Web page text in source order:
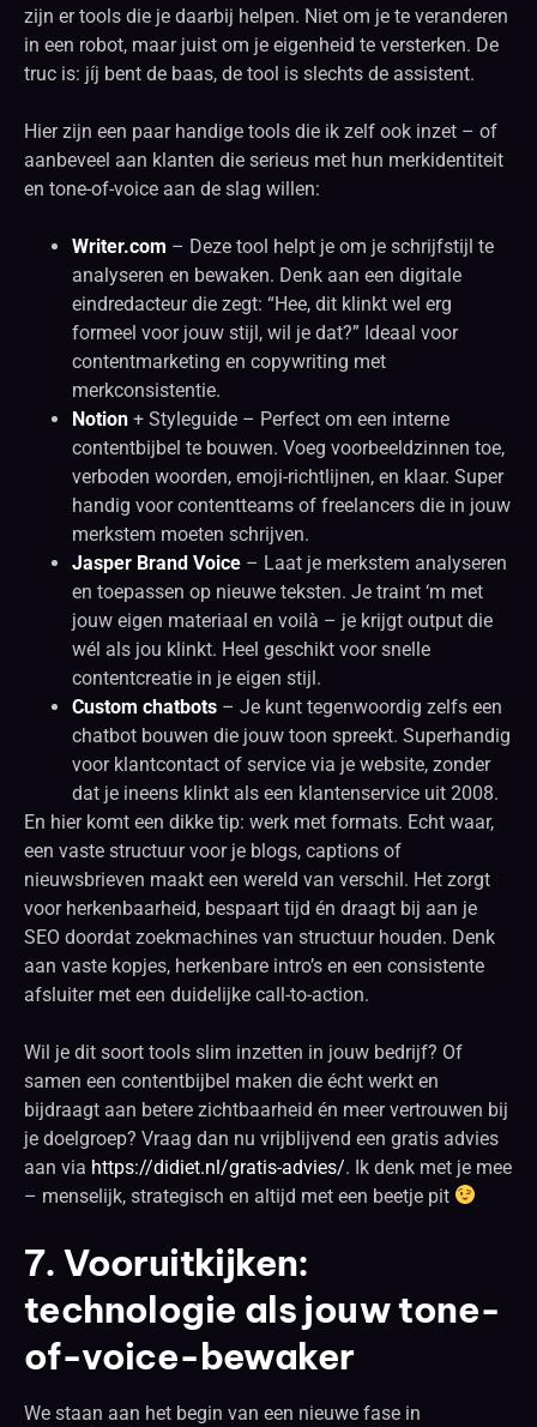
zijn er tools die je daarbij helpen. Niet om je te veranderen
in een robot, maar juist om je eigenheid te versterken. De
truc is: jíj bent de baas, de tool is slechts de assistent.
Hier zijn een paar handige tools die ik zelf ook inzet – of
aanbeveel aan klanten die serieus met hun merkidentiteit
en tone-of-voice aan de slag willen:
Writer.com – Deze tool helpt je om je schrijfstijl te
analyseren en bewaken. Denk aan een digitale
eindredacteur die zegt: “Hee, dit klinkt wel erg
formeel voor jouw stijl, wil je dat?” Ideaal voor
contentmarketing en copywriting met
merkconsistentie.
Notion + Styleguide – Perfect om een interne
contentbijbel te bouwen. Voeg voorbeeldzinnen toe,
verboden woorden, emoji-richtlijnen, en klaar. Super
handig voor contentteams of freelancers die in jouw
merkstem moeten schrijven.
Jasper Brand Voice – Laat je merkstem analyseren
en toepassen op nieuwe teksten. Je traint ‘m met
jouw eigen materiaal en voilà – je krijgt output die
wél als jou klinkt. Heel geschikt voor snelle
contentcreatie in je eigen stijl.
Custom chatbots – Je kunt tegenwoordig zelfs een
chatbot bouwen die jouw toon spreekt. Superhandig
voor klantcontact of service via je website, zonder
dat je ineens klinkt als een klantenservice uit 2008.
En hier komt een dikke tip: werk met formats. Echt waar,
een vaste structuur voor je blogs, captions of
nieuwsbrieven maakt een wereld van verschil. Het zorgt
voor herkenbaarheid, bespaart tijd én draagt bij aan je
SEO doordat zoekmachines van structuur houden. Denk
aan vaste kopjes, herkenbare intro’s en een consistente
afsluiter met een duidelijke call-to-action.
Wil je dit soort tools slim inzetten in jouw bedrijf? Of
samen een contentbijbel maken die écht werkt en
bijdraagt aan betere zichtbaarheid én meer vertrouwen bij
je doelgroep? Vraag dan nu vrijblijvend een gratis advies
aan via https://didiet.nl/gratis-advies/. Ik denk met je mee
– menselijk, strategisch en altijd met een beetje pit
7. Vooruitkijken:
technologie als jouw tone-
of-voice-bewaker
We staan aan het begin van een nieuwe fase in